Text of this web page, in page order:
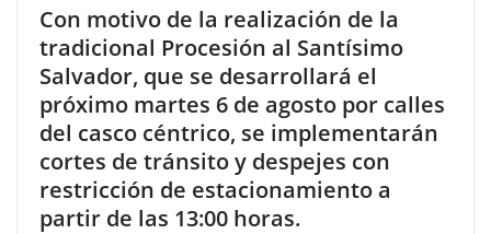
Con motivo de la realización de la
tradicional Procesión al Santísimo
Salvador, que se desarrollará el
próximo martes 6 de agosto por calles
del casco céntrico, se implementarán
cortes de tránsito y despejes con
restricción de estacionamiento a
partir de las 13:00 horas.